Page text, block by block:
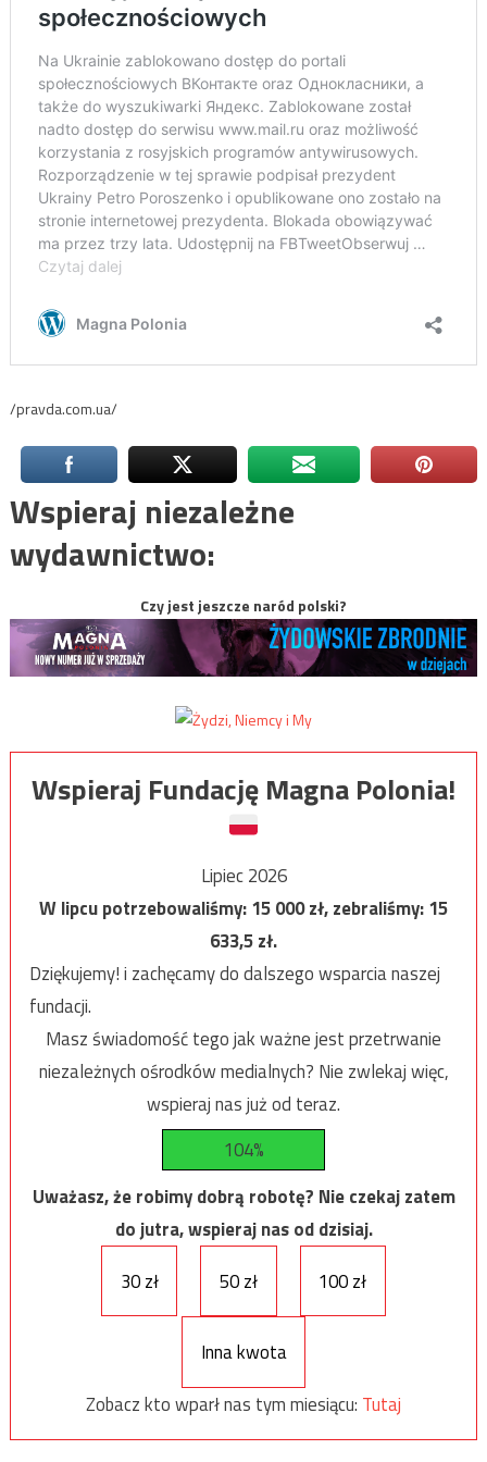
/pravda.com.ua/
Wspieraj niezależne
wydawnictwo:
Czy jest jeszcze naród polski?
Wspieraj Fundację Magna Polonia!
Lipiec 2026
W lipcu potrzebowaliśmy:15 000zł, zebraliśmy:15
633,5zł.
Dziękujemy! i zachęcamy do dalszego wsparcia naszej
fundacji.
Masz świadomość tego jak ważne jest przetrwanie
niezależnych ośrodków medialnych? Nie zwlekaj więc,
wspieraj nas już od teraz.
104%
Uważasz, że robimy dobrą robotę? Nie czekaj zatem
do jutra, wspieraj nas od dzisiaj.
30 zł
50 zł 100 zł
Inna kwota
Zobacz kto wparł nas tym miesiącu: Tutaj